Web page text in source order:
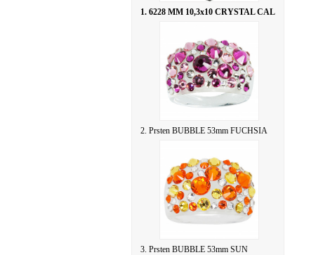
1. 6228 MM 10,3x10 CRYSTAL CAL
2. Prsten BUBBLE 53mm FUCHSIA
3. Prsten BUBBLE 53mm SUN